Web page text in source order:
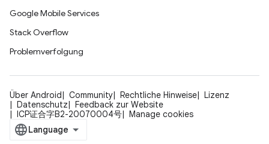
Google Mobile Services
Stack Overflow
Problemverfolgung
Über Android Community Rechtliche Hinweise
Lizenz
Datenschutz
Feedback zur Website
ICP证合字B2-20070004号
Manage cookies